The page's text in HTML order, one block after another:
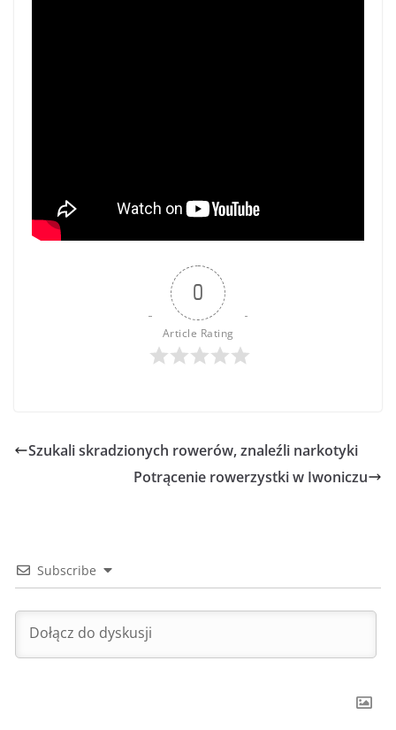
0
Article Rating
Szukali skradzionych rowerów, znaleźli narkotyki
Potrącenie rowerzystki w Iwoniczu
Subscribe